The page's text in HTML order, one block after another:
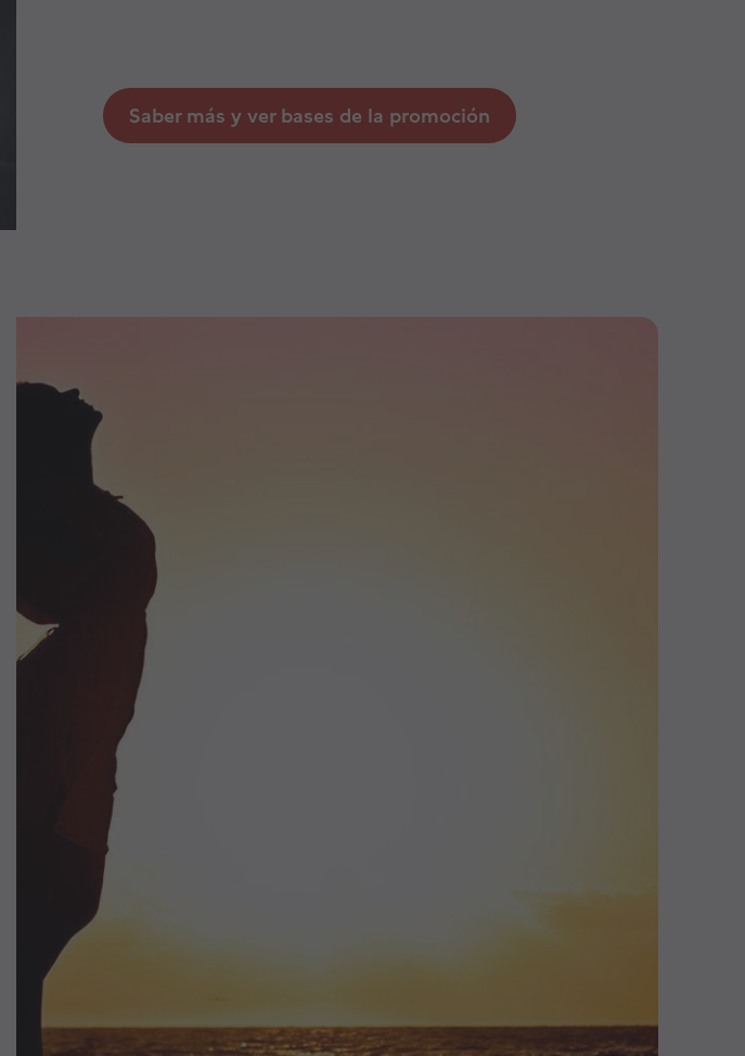
Saber más y ver bases de la promoción